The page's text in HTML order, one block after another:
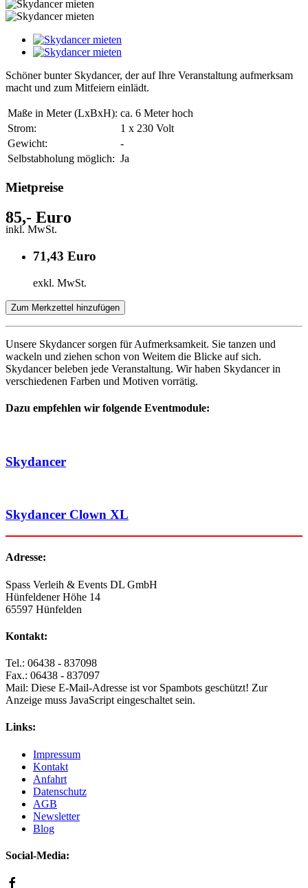
Schöner bunter Skydancer, der auf Ihre Veranstaltung aufmerksam
macht und zum Mitfeiern einlädt.
Maße in Meter (LxBxH): ca. 6 Meter hoch
Strom:
1 x 230 Volt
Gewicht:
-
Selbstabholung möglich: Ja
Mietpreise
85,- Euro
inkl. MwSt.
71,43 Euro
exkl. MwSt.
Zum Merkzettel hinzufügen
Unsere Skydancer sorgen für Aufmerksamkeit. Sie tanzen und
wackeln und ziehen schon von Weitem die Blicke auf sich.
Skydancer beleben jede Veranstaltung. Wir haben Skydancer in
verschiedenen Farben und Motiven vorrätig.
Dazu empfehlen wir folgende Eventmodule:
Skydancer
Skydancer Clown XL
Adresse:
Spass Verleih & Events DL GmbH
Hünfeldener Höhe 14
65597 Hünfelden
Kontakt:
Tel.: 06438 - 837098
Fax.: 06438 - 837097
Mail: Diese E-Mail-Adresse ist vor Spambots geschützt! Zur
Anzeige muss JavaScript eingeschaltet sein.
Links:
Impressum
Kontakt
Anfahrt
Datenschutz
AGB
Newsletter
Blog
Social-Media: